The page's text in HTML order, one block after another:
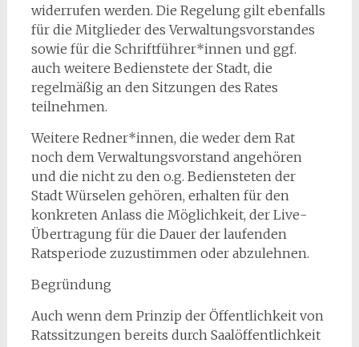
widerrufen werden. Die Regelung gilt ebenfalls
für die Mitglieder des Verwaltungsvorstandes
sowie für die Schriftführer*innen und ggf.
auch weitere Bedienstete der Stadt, die
regelmäßig an den Sitzungen des Rates
teilnehmen.
Weitere Redner*innen, die weder dem Rat
noch dem Verwaltungsvorstand angehören
und die nicht zu den o.g. Bediensteten der
Stadt Würselen gehören, erhalten für den
konkreten Anlass die Möglichkeit, der Live-
Übertragung für die Dauer der laufenden
Ratsperiode zuzustimmen oder abzulehnen.
Begründung
Auch wenn dem Prinzip der Öffentlichkeit von
Ratssitzungen bereits durch Saalöffentlichkeit